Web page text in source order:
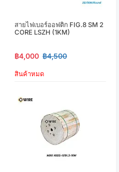
สายไฟเบอร์ออฟติก FIG.8 SM 2
CORE LSZH (1KM)
฿4,000 ฿4,500
สินค้าหมด